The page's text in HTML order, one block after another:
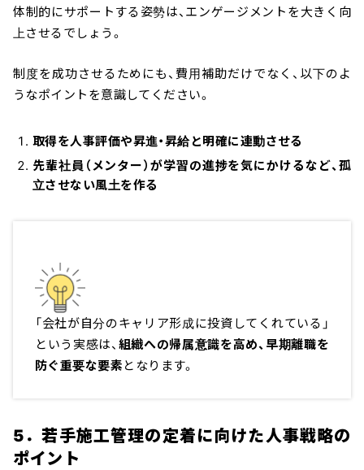
体制的にサポートする姿勢は、エンゲージメントを大きく向
上させるでしょう。
制度を成功させるためにも、費用補助だけでなく、以下のよ
うなポイントを意識してください。
取得を人事評価や昇進・昇給と明確に連動させる
先輩社員（メンター）が学習の進捗を気にかけるなど、孤
立させない風土を作る
「会社が自分のキャリア形成に投資してくれている」
という実感は、 組織への帰属意識を高め、早期離職を
防ぐ重要な要素 となります。
5．若手施工管理の定着に向けた人事戦略の
ポイント